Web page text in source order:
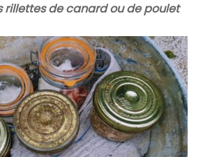
rillettes de canard ou de poulet